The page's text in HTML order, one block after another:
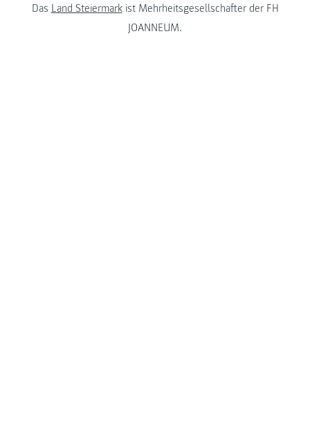
Das Land Steiermarkist Mehrheitsgesellschafter der FH
JOANNEUM.